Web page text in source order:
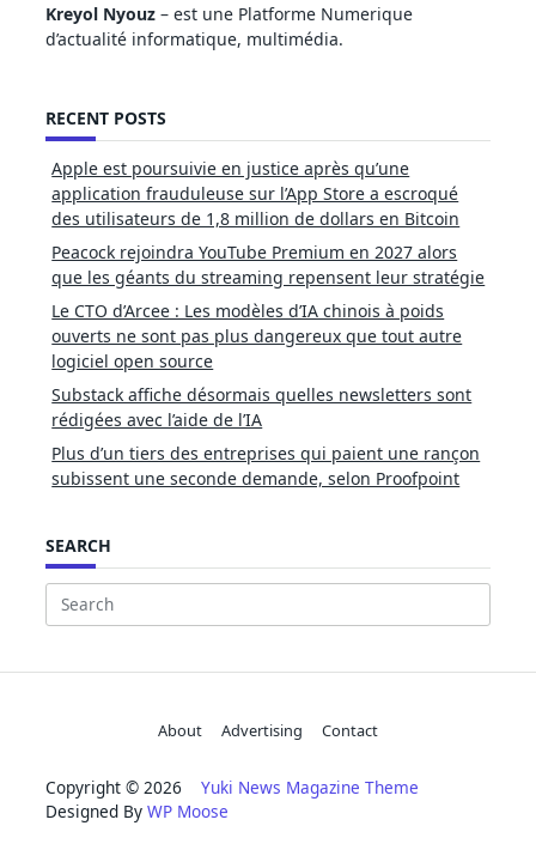
Kreyol Nyouz – est une Platforme Numerique
d’actualité informatique, multimédia.
RECENT POSTS
Apple est poursuivie en justice après qu’une
application frauduleuse sur l’App Store a escroqué
des utilisateurs de 1,8 million de dollars en Bitcoin
Peacock rejoindra YouTube Premium en 2027 alors
que les géants du streaming repensent leur stratégie
Le CTO d’Arcee : Les modèles d’IA chinois à poids
ouverts ne sont pas plus dangereux que tout autre
logiciel open source
Substack affiche désormais quelles newsletters sont
rédigées avec l’aide de l’IA
Plus d’un tiers des entreprises qui paient une rançon
subissent une seconde demande, selon Proofpoint
SEARCH
Search
About Advertising Contact
Copyright © 2026 Yuki News Magazine Theme
Designed By WP Moose